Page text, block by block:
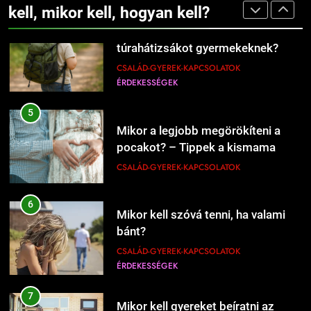
kell, mikor kell, hogyan kell?
CSALÁD-GYEREK-KAPCSOLATOK
ÉRDEKESSÉGEK
5
Mikor a legjobb megörökíteni a
pocakot? – Tippek a kismama
6
Mikor kell szóvá tenni, ha valami
bánt?
ÉRDEKESSÉGEK
7
Mikor kell gyereket beíratni az
iskolába?
ÉRDEKESSÉGEK
208
kipróbálni?
1
Kipróbáltuk a házi sajtkészítést 1
liter tejből – Megéri a macerát?
2
perces tésztáját – Tényleg megvan
1226
Mikor érdemes nagyobb lakásba
költözni?
CSALÁD-GYEREK-KAPCSOLATOK
ÉRDEKESSÉGEK
1227